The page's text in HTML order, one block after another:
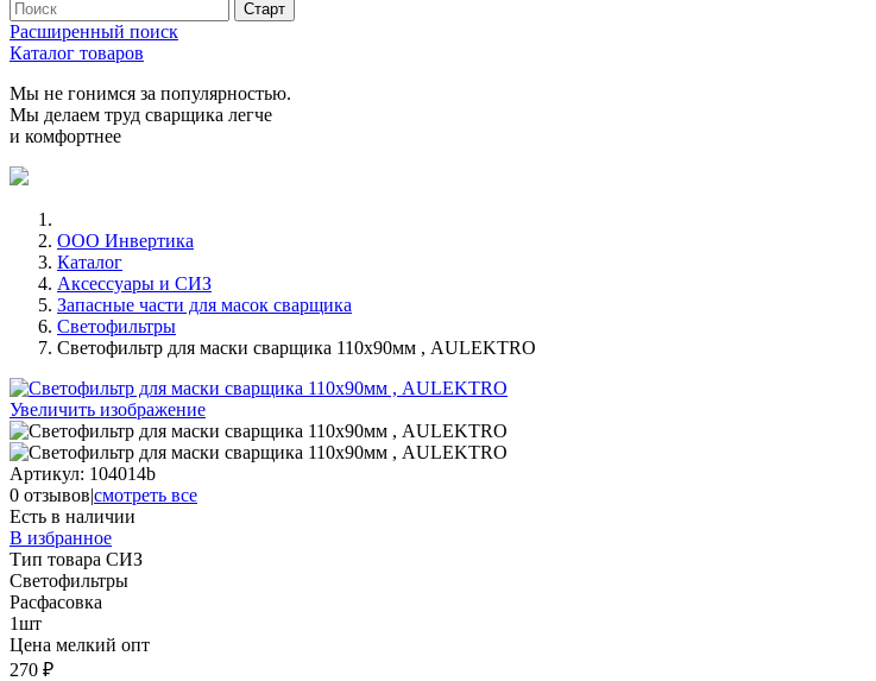
Расширенный поиск
Каталог товаров
Мы не гонимся за популярностью.
Мы делаем труд сварщика легче
и комфортнее
ООО Инвертика
Каталог
Аксессуары и СИЗ
Запасные части для масок сварщика
Светофильтры
Светофильтр для маски сварщика 110х90мм , AULEKTRO
Увеличить изображение
Артикул: 104014b
0 отзывов|смотреть все
Есть в наличии
В избранное
Тип товара СИЗ
Светофильтры
Расфасовка
1шт
Цена мелкий опт
270 ₽